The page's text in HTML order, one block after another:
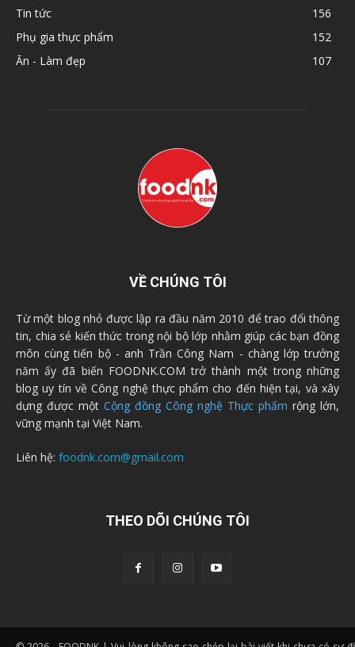
Tin tức
156
Phụ gia thực phẩm
152
Ăn - Làm đẹp
107
VỀ CHÚNG TÔI
Từ một blog nhỏ được lập ra đầu năm 2010 để trao đổi thông
tin, chia sẻ kiến thức trong nội bộ lớp nhằm giúp các bạn đồng
môn cùng tiến bộ - anh Trần Công Nam - chàng lớp trưởng
năm ấy đã biến FOODNK.COM trở thành một trong những
blog uy tín về Công nghệ thực phẩm cho đến hiện tại, và xây
dựng được một Cộng đồng Công nghệ Thực phẩm rộng lớn,
vững mạnh tại Việt Nam.
Liên hệ: foodnk.com@gmail.com
THEO DÕI CHÚNG TÔI